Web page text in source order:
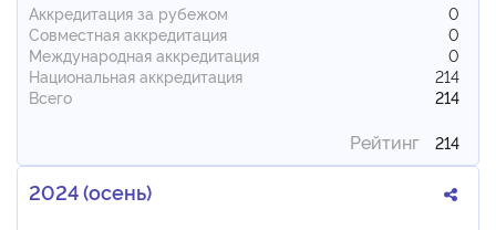
Аккредитация за рубежом
0
Совместная аккредитация
0
Международная аккредитация
0
Национальная аккредитация
214
Всего
214
Рейтинг 214
2024 (осень)